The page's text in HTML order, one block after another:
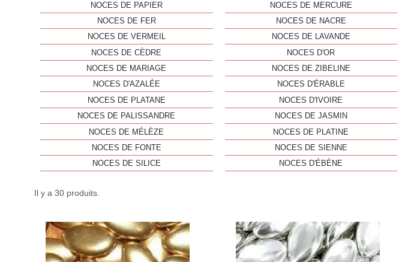
NOCES DE PAPIER
NOCES DE MERCURE
NOCES DE FER
NOCES DE NACRE
NOCES DE VERMEIL
NOCES DE LAVANDE
NOCES DE CÈDRE
NOCES D'OR
NOCES DE MARIAGE
NOCES DE ZIBELINE
NOCES D'AZALÉE
NOCES D'ÉRABLE
NOCES DE PLATANE
NOCES D'IVOIRE
NOCES DE PALISSANDRE
NOCES DE JASMIN
NOCES DE MÉLÈZE
NOCES DE PLATINE
NOCES DE FONTE
NOCES DE SIENNE
NOCES DE SILICE
NOCES D'ÉBÈNE
Il y a 30 produits.
Aperçu rapide